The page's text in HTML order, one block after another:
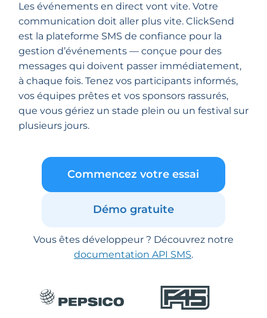
Les événements en direct vont vite. Votre
communication doit aller plus vite. ClickSend
est la plateforme SMS de confiance pour la
gestion d’événements — conçue pour des
messages qui doivent passer immédiatement,
à chaque fois. Tenez vos participants informés,
vos équipes prêtes et vos sponsors rassurés,
que vous gériez un stade plein ou un festival sur
plusieurs jours.
Commencez votre essai
Démo gratuite
Vous êtes développeur ? Découvrez notre
documentation API SMS.